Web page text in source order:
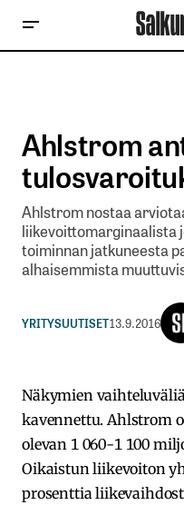
Ahlstrom
Ahlstrom nostaa
liikevoittomarginaalista
toiminnan jatkuneesta
alhaisemmista
YRITYSUUTISET13.9.2016
Näkymien
kavennettu. Ahlstrom
olevan 1 060-1 100
Oikaistun liikevoiton
prosenttia